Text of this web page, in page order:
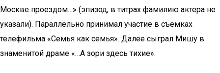
Москве проездом…» (эпизод, в титрах фамилию актера не
указали). Параллельно принимал участие в съемках
телефильма «Семья как семья». Далее сыграл Мишу в
знаменитой драме «…А зори здесь тихие».